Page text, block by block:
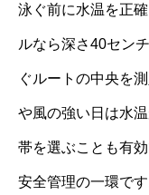
泳ぐ前に水温を正
ルなら深さ40セン
ぐルートの中央を
や風の強い日は水
帯を選ぶことも有
安全管理の一環です